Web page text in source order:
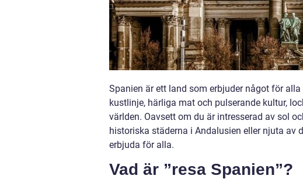
Spanien är ett land som erbjuder något för
kustlinje, härliga mat och pulserande kultur,
världen. Oavsett om du är intresserad av sol
historiska städerna i Andalusien eller njuta av
erbjuda för alla.
Vad är ”resa Spanien”?